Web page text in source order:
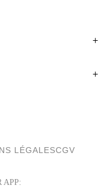
LÉGALESCGV
APP: